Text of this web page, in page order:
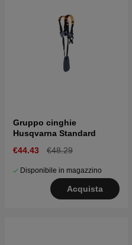
Gruppo cinghie
Husqvarna Standard
€44.43
€48.29
Disponibile in magazzino
Acquista